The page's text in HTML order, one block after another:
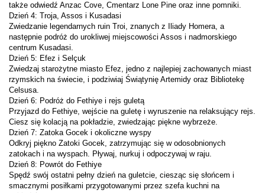
także odwiedź Anzac Cove, Cmentarz Lone Pine oraz inne pomniki.
Dzień 4: Troja, Assos i Kusadasi
Zwiedzanie legendarnych ruin Troi, znanych z Iliady Homera, a
następnie podróż do urokliwej miejscowości Assos i nadmorskiego
centrum Kusadasi.
Dzień 5: Efez i Selçuk
Zwiedzaj starożytne miasto Efez, jedno z najlepiej zachowanych miast
rzymskich na świecie, i podziwiaj Świątynię Artemidy oraz Bibliotekę
Celsusa.
Dzień 6: Podróż do Fethiye i rejs guletą
Przyjazd do Fethiye, wejście na guletę i wyruszenie na relaksujący rejs.
Ciesz się kolacją na pokładzie, zwiedzając piękne wybrzeże.
Dzień 7: Zatoka Gocek i okoliczne wyspy
Odkryj piękno Zatoki Gocek, zatrzymując się w odosobnionych
zatokach i na wyspach. Pływaj, nurkuj i odpoczywaj w raju.
Dzień 8: Powrót do Fethiye
Spędź swój ostatni pełny dzień na guletcie, ciesząc się słońcem i
smacznymi posiłkami przygotowanymi przez szefa kuchni na